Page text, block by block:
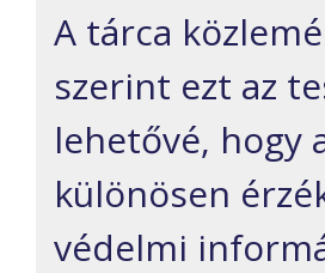
A tárca
szerint ezt az
lehetővé, hogy
különösen
védelmi